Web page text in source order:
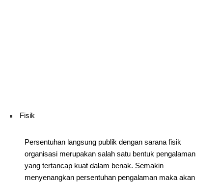
Fisik
Persentuhan langsung publik dengan sarana fisik
organisasi merupakan salah satu bentuk pengalaman
yang tertancap kuat dalam benak. Semakin
menyenangkan persentuhan pengalaman maka akan